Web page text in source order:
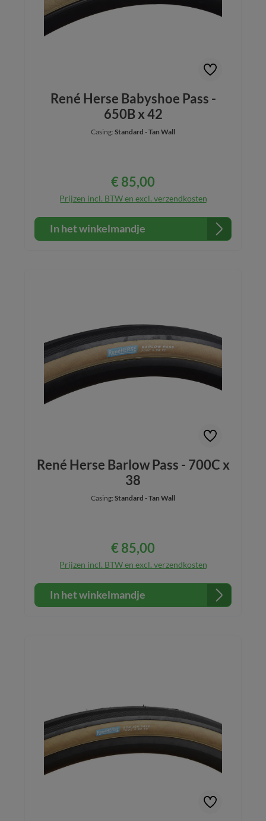
René Herse Babyshoe Pass -
650B x 42
Casing: Standard - Tan Wall
Normale prijs:
€ 85,00
Prijzen incl. BTW en excl. verzendkosten
In het winkelmandje
René Herse Barlow Pass - 700C x
38
Casing: Standard - Tan Wall
Normale prijs:
€ 85,00
Prijzen incl. BTW en excl. verzendkosten
In het winkelmandje